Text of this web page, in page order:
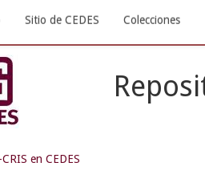
Sitio de CEDES Colecciones
en CEDES